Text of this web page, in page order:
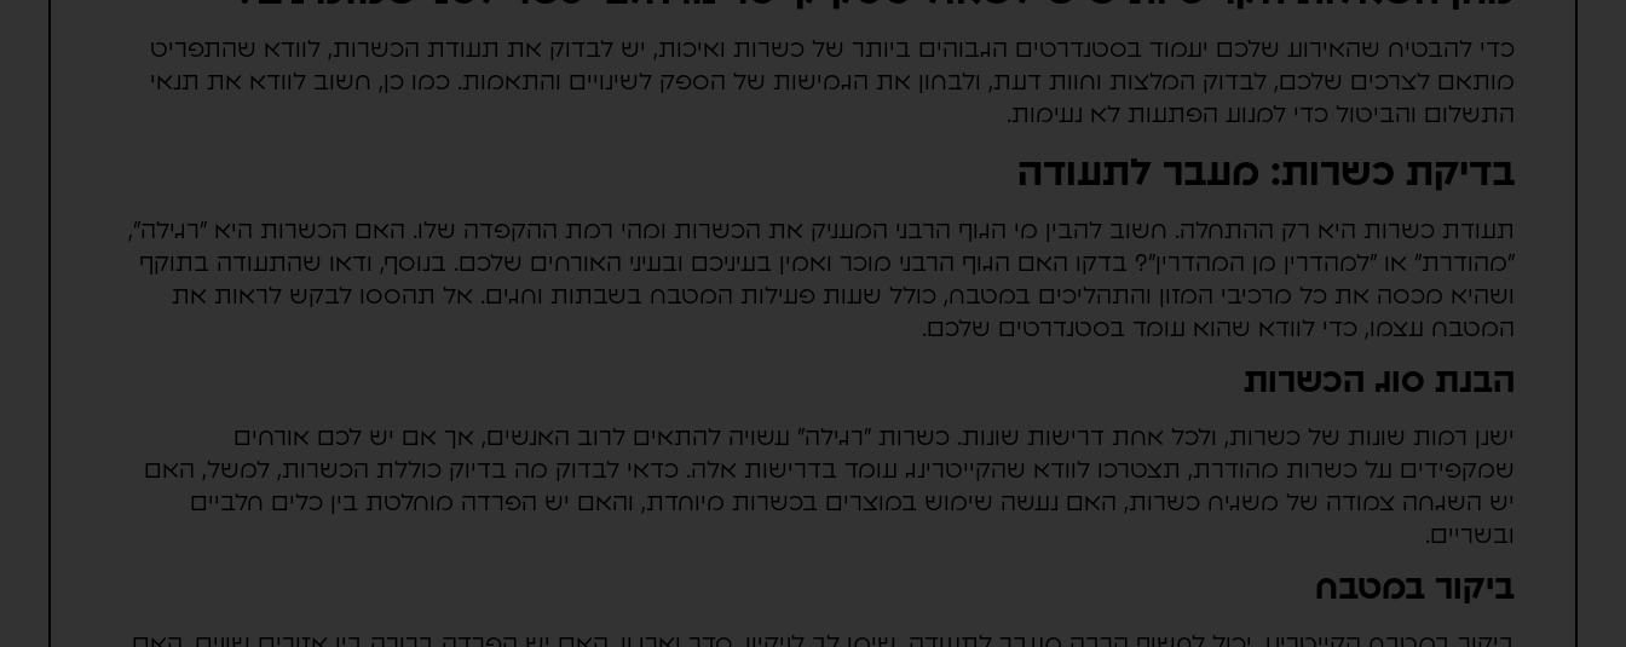
כדי להבטיח שהאירוע שלכם יעמוד בסטנדרטים הגבוהים ביותר של כשרות ואיכות, יש לבדוק את תעודת הכשרות, לוודא שהתפריט
מותאם לצרכים שלכם, לבדוק המלצות וחוות דעת, ולבחון את הגמישות של הספק לשינויים והתאמות. כמו כן, חשוב לוודא את תנאי
התשלום והביטול כדי למנוע הפתעות לא נעימות.
בדיקת כשרות: מעבר לתעודה
תעודת כשרות היא רק ההתחלה. חשוב להבין מי הגוף הרבני המעניק את הכשרות ומהי רמת ההקפדה שלו. האם הכשרות היא "רגילה",
"מהודרת" או "למהדרין מן המהדרין"? בדקו האם הגוף הרבני מוכר ואמין בעיניכם ובעיני האורחים שלכם. בנוסף, ודאו שהתעודה בתוקף
ושהיא מכסה את כל מרכיבי המזון והתהליכים במטבח, כולל שעות פעילות המטבח בשבתות וחגים. אל תהססו לבקש לראות את
המטבח עצמו, כדי לוודא שהוא עומד בסטנדרטים שלכם.
הבנת סוג הכשרות
ישנן רמות שונות של כשרות, ולכל אחת דרישות שונות. כשרות "רגילה" עשויה להתאים לרוב האנשים, אך אם יש לכם אורחים
שמקפידים על כשרות מהודרת, תצטרכו לוודא שהקייטרינג עומד בדרישות אלה. כדאי לבדוק מה בדיוק כוללת הכשרות, למשל, האם
יש השגחה צמודה של משגיח כשרות, האם נעשה שימוש במוצרים בכשרות מיוחדת, והאם יש הפרדה מוחלטת בין כלים חלביים
ובשריים.
ביקור במטבח